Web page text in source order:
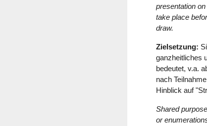
presentation
take place
draw.
Zielsetzung:
ganzheitliches
bedeutet, v.a.
nach
Hinblick auf
Shared
or